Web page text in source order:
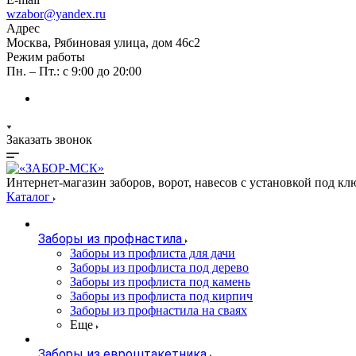
wzabor@yandex.ru
Адрес
Москва, Рябиновая улица, дом 46с2
Режим работы
Пн. – Пт.: с 9:00 до 20:00
Заказать звонок
Интернет-магазин заборов, ворот, навесов с установкой под
Каталог
Заборы из профнастила
Заборы из профлиста для дачи
Заборы из профлиста под дерево
Заборы из профлиста под камень
Заборы из профлиста под кирпич
Заборы из профнастила на сваях
Еще